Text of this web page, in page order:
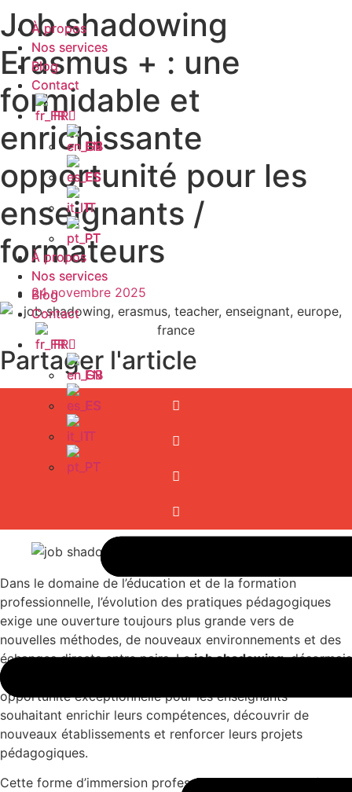
Aller
au
contenu
À propos
Nos services
Blog
Contact
FR
EN
ES
IT
PT
À propos
Nos services
Blog
Contact
FR
EN
ES
IT
PT
À propos
Nos services
Blog
Contact
FR
EN
ES
IT
PT
À propos
Nos services
Blog
Contact
FR
EN
ES
IT
PT
Job shadowing
Erasmus + : une
formidable et
enrichissante
opportunité pour les
enseignants /
formateurs
24 novembre 2025
Partager l'article
Dans le domaine de l’éducation et de la formation
professionnelle, l’évolution des pratiques pédagogiques
exige une ouverture toujours plus grande vers de
nouvelles méthodes, de nouveaux environnements et des
échanges directs entre pairs. Lejob shadowing, désormais
bien intégré dans les dispositifs Erasmus+, représente une
opportunité exceptionnelle pour les enseignants
souhaitant enrichir leurs compétences, découvrir de
nouveaux établissements et renforcer leurs projets
pédagogiques.
Cette forme d’immersion professionnelle, encore parfois